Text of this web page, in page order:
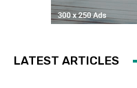
LATEST ARTICLES